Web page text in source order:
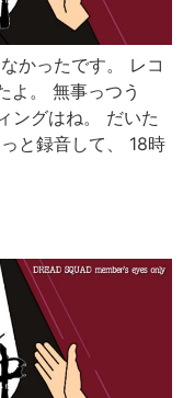
かったです。 レコ
よ。 無事っつう
ングはね。 だいた
と録音して、 18時